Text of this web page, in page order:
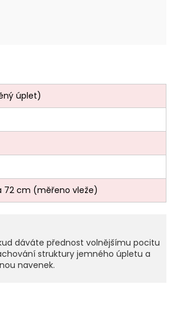
úplet)
72 cm (měřeno vleže)
dáváte přednost volnějšímu pocitu
struktury jemného úpletu a
navenek.